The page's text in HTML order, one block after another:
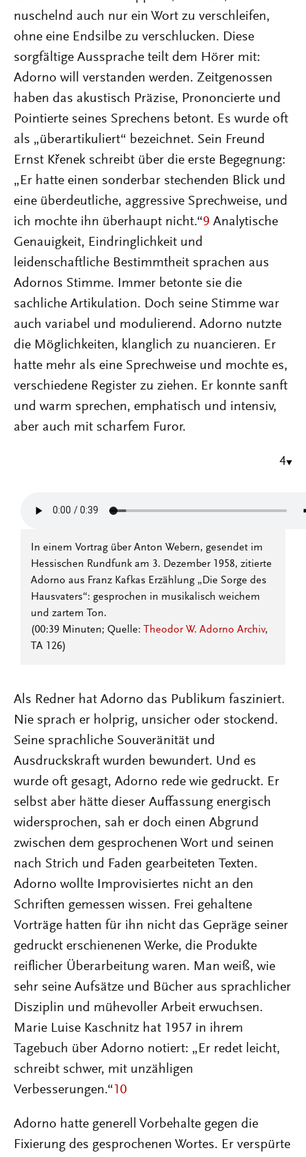
nuschelnd auch nur ein Wort zu verschleifen,
ohne eine Endsilbe zu verschlucken. Diese
sorgfältige Aussprache teilt dem Hörer mit:
Adorno will verstanden werden. Zeitgenossen
haben das akustisch Präzise, Prononcierte und
Pointierte seines Sprechens betont. Es wurde oft
als „überartikuliert“ bezeichnet. Sein Freund
Ernst Křenek schreibt über die erste Begegnung:
„Er hatte einen sonderbar stechenden Blick und
eine überdeutliche, aggressive Sprechweise, und
ich mochte ihn überhaupt nicht.“9 Analytische
Genauigkeit, Eindringlichkeit und
leidenschaftliche Bestimmtheit sprachen aus
Adornos Stimme. Immer betonte sie die
sachliche Artikulation. Doch seine Stimme war
auch variabel und modulierend. Adorno nutzte
die Möglichkeiten, klanglich zu nuancieren. Er
hatte mehr als eine Sprechweise und mochte es,
verschiedene Register zu ziehen. Er konnte sanft
und warm sprechen, emphatisch und intensiv,
aber auch mit scharfem Furor.
4
In einem Vortrag über Anton Webern, gesendet im
Hessischen Rundfunk am 3. Dezember 1958, zitierte
Adorno aus Franz Kafkas Erzählung „Die Sorge des
Hausvaters“: gesprochen in musikalisch weichem
und zartem Ton.
(00:39 Minuten; Quelle:
Theodor W. Adorno Archiv,
TA 126)
Als Redner hat Adorno das Publikum fasziniert.
Nie sprach er holprig, unsicher oder stockend.
Seine sprachliche Souveränität und
Ausdruckskraft wurden bewundert. Und es
wurde oft gesagt, Adorno rede wie gedruckt. Er
selbst aber hätte dieser Auffassung energisch
widersprochen, sah er doch einen Abgrund
zwischen dem gesprochenen Wort und seinen
nach Strich und Faden gearbeiteten Texten.
Adorno wollte Improvisiertes nicht an den
Schriften gemessen wissen. Frei gehaltene
Vorträge hatten für ihn nicht das Gepräge seiner
gedruckt erschienenen Werke, die Produkte
reiflicher Überarbeitung waren. Man weiß, wie
sehr seine Aufsätze und Bücher aus sprachlicher
Disziplin und mühevoller Arbeit erwuchsen.
Marie Luise Kaschnitz hat 1957 in ihrem
Tagebuch über Adorno notiert: „Er redet leicht,
schreibt schwer, mit unzähligen
Verbesserungen.“10
Adorno hatte generell Vorbehalte gegen die
Fixierung des gesprochenen Wortes. Er verspürte